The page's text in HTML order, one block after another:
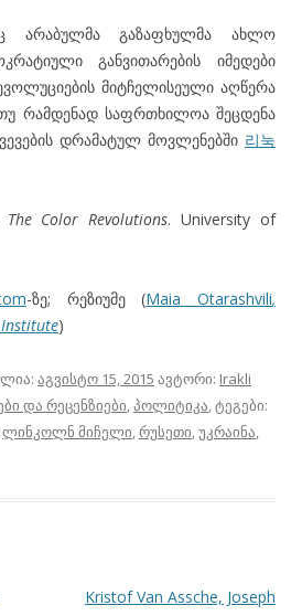
არაბულმა გაზაფხულმა ახლო
განვითარების იმედები
მიტჩელისეული აღწერა
თუ რამდენად საფრთხილოა შეცდენა
დრამატულ მოვლენებში 리눅
The Color Revolutions. University of
-ზე; რეზიუმე (Maia Otarashvili,
Institute)
აგვისტო 15, 2015 ავტორი: Irakli
და რეცენზიები,პოლიტიკა, ტეგები:
ლინკოლნ მიჩელი,რუსეთი,უკრაინა,
Kristof Van Assche, Joseph